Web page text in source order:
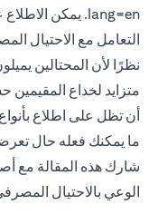
lang=en. يمكن
التعامل مع الاحتيال
نظرًا لأن المحتالين
متزايد لخداع المقيمين
أن تظل على اطلاع
ما يمكنك فعله حال
شارك هذه المقالة مع
الوعي بالاحتيال